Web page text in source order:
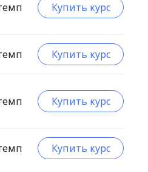
Купить курс
Купить курс
Купить курс
Купить курс